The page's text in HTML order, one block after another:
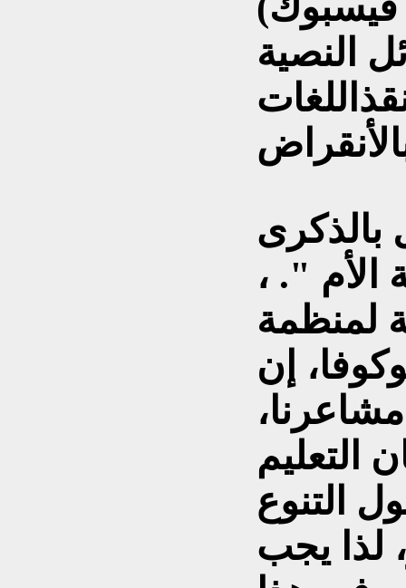
النصية
بالذكرى
اللغة الأم ". ،
لمنظمة
إن
التعليم
التنوع
لذا يجب